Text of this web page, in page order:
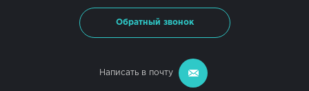
Обратный звонок
Написать в почту